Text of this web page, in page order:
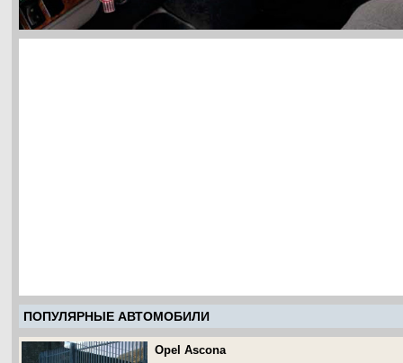
ПОПУЛЯРНЫЕ АВТОМОБИЛИ
Opel Ascona